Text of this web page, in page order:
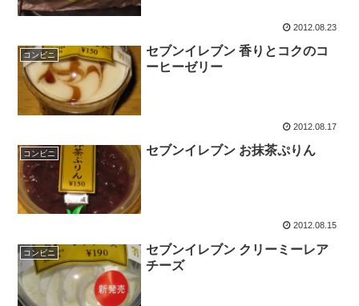
2012.08.23
コンビニ
セブンイレブン 香りとコクのコ
ーヒーゼリー
2012.08.17
コンビニ セブンイレブン お抹茶ぷりん
2012.08.15
コンビニ
セブンイレブン クリーミーレア
チーズ